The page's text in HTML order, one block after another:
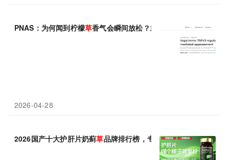
PNAS：为何闻到柠檬草香气会瞬间放松？武汉大学姚镜团队揭示
2026-04-28
2026国产十大护肝片奶蓟草品牌排行榜，专利、成分、作用、口